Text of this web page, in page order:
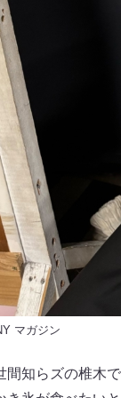
マガジン
間知らズの椎木